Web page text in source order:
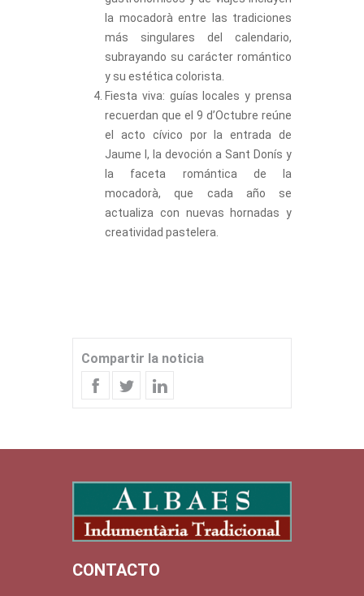
la mocadorà entre las tradiciones
más singulares del calendario,
subrayando su carácter romántico
y su estética colorista.
Fiesta viva: guías locales y prensa
recuerdan que el 9 d’Octubre reúne
el acto cívico por la entrada de
Jaume I, la devoción a Sant Donís y
la faceta romántica de la
mocadorà, que cada año se
actualiza con nuevas hornadas y
creatividad pastelera.
Compartir la noticia
CONTACTO